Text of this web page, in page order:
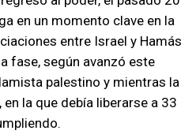
en un momento clave en la
entre Israel y Hamás
fase, según avanzó este
palestino y mientras la
la que debía liberarse a 33